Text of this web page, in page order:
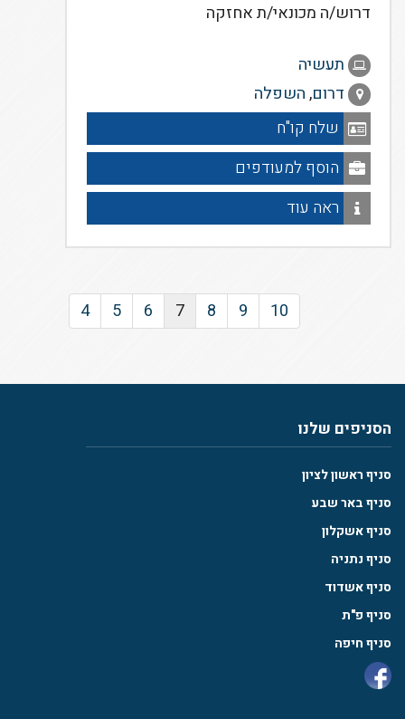
דרוש/ה מכונאי/ת אחזקה
תעשיה
דרום,השפלה
שלח קו"ח
הוסף למעודפים
ראה עוד
4 5 6 7 8 9 10
הסניפים שלנו
סניף ראשון לציון
סניף באר שבע
סניף אשקלון
סניף נתניה
סניף אשדוד
סניף פ"ת
סניף חיפה